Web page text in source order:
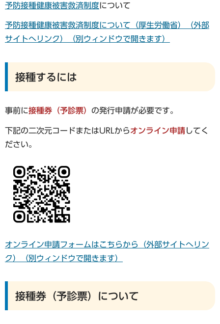
予防接種健康被害救済制度について
予防接種健康被害救済制度について（厚生労働省）（外部
サイトへリンク）（別ウィンドウで開きます）
接種するには
事前に接種券（予診票） の発行申請が必要です。
下記の二次元コードまたはURLからオンライン申請してく
ださい。
オンライン申請フォームはこちらから（外部サイトへリン
ク）（別ウィンドウで開きます）
接種券（予診票）について